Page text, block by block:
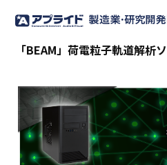
「BEAM」荷電粒子軌道解析